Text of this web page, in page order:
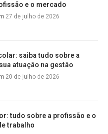
e o mercado
27 de julho de 2026
saiba tudo sobre a
atuação na gestão
20 de julho de 2026
tudo sobre a profissão e o
trabalho